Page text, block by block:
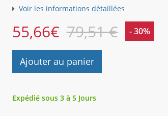
Voir les informations détaillées
55,66€ 79,51 € - 30%
Ajouter au panier
Expédié sous 3 à 5 Jours